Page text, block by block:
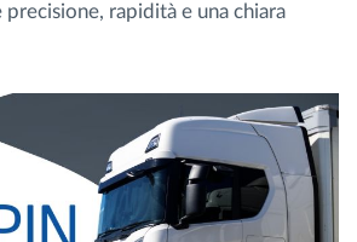
rapidità e una chiara